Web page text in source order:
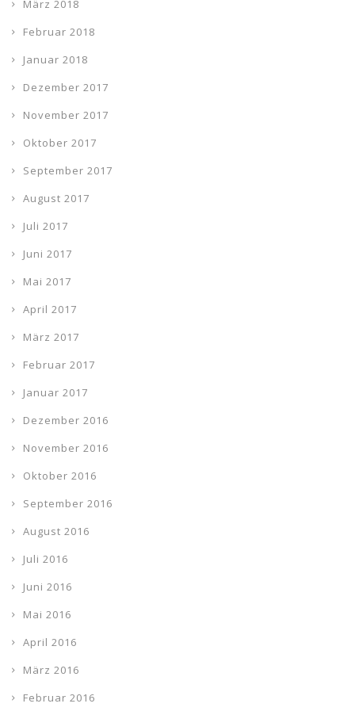
März 2018
Februar 2018
Januar 2018
Dezember 2017
November 2017
Oktober 2017
September 2017
August 2017
Juli 2017
Juni 2017
Mai 2017
April 2017
März 2017
Februar 2017
Januar 2017
Dezember 2016
November 2016
Oktober 2016
September 2016
August 2016
Juli 2016
Juni 2016
Mai 2016
April 2016
März 2016
Februar 2016